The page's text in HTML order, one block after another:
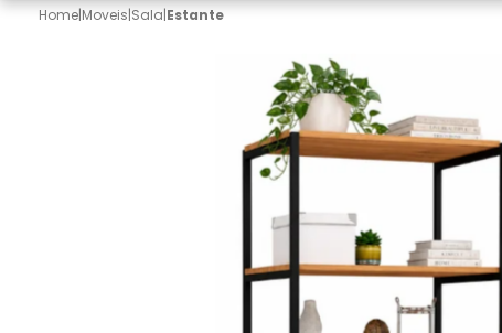
Home|Moveis|Sala|Estante